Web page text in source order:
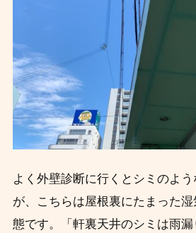
よく外壁診断に行くとシミのよ
が、こちらは屋根裏にたまった
態です。「軒裏天井のシミは雨